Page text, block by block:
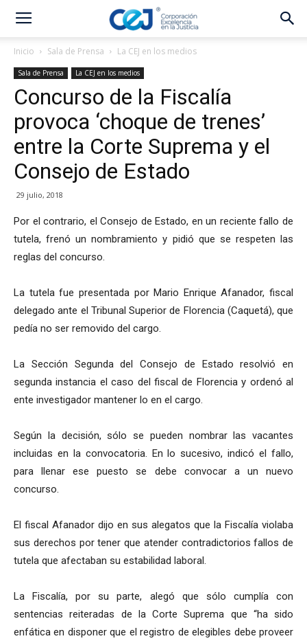
Inicio Sala de Prensa La CEJ en los medios
Sala de Prensa La CEJ en los medios
Concurso de la Fiscalía
provoca ‘choque de trenes’
entre la Corte Suprema y el
Consejo de Estado
29 julio, 2018
Por el contrario, el Consejo de Estado, en un reciente fallo de
tutela, frenó un nombramiento y pidió que se respeten las
reglas del concurso.
La tutela fue presentada por Mario Enrique Afanador, fiscal
delegado ante el Tribunal Superior de Florencia (Caquetá), que
pedía no ser removido del cargo.
La Sección Segunda del Consejo de Estado resolvió en
segunda instancia el caso del fiscal de Florencia y ordenó al
ente investigador mantener lo en el cargo.
Según la decisión, sólo se pueden nombrar las vacantes
incluidas en la convocatoria. En lo sucesivo, indicó el fallo,
para llenar ese puesto se debe convocar a un nuevo
concurso.
El fiscal Afanador dijo en sus alegatos que la Fiscalía violaba
sus derechos por tener que atender contradictorios fallos de
tutela que afectaban su estabilidad laboral.
La Fiscalía, por su parte, alegó que sólo cumplía con
sentencias reiteradas de la Corte Suprema que “ha sido
enfática en disponer que el registro de elegibles debe proveer